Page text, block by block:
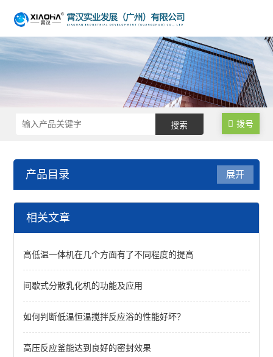
拨号
产品目录
低温冷却液循环泵
展开
相关文章
高低温一体机在几个方面有了不同程度的提高
间歇式分散乳化机的功能及应用
如何判断低温恒温搅拌反应浴的性能好坏？
高压反应釜能达到良好的密封效果